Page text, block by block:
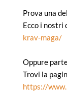
Prova una
Ecco i nostri
krav-maga/
Oppure
Trovi la
https://